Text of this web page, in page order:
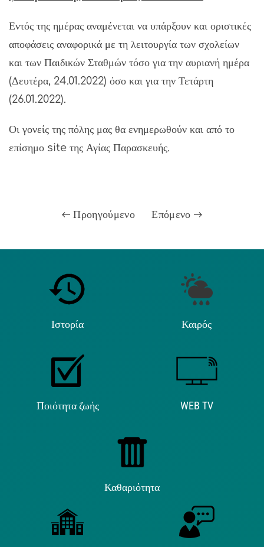
Εντός της ημέρας αναμένεται να υπάρξουν και οριστικές
αποφάσεις αναφορικά με τη λειτουργία των σχολείων
και των Παιδικών Σταθμών τόσο για την αυριανή ημέρα
(Δευτέρα, 24.01.2022) όσο και για την Τετάρτη
(26.01.2022).
Οι γονείς της πόλης μας θα ενημερωθούν και από το
επίσημο site της Αγίας Παρασκευής.
Προηγούμενο Επόμενο
Ιστορία Καιρός
Ποιότητα ζωής WEB TV
Καθαριότητα